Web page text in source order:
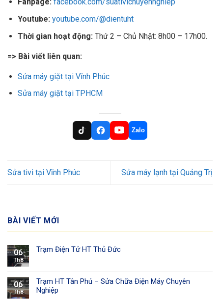
Fanpage: facebook.com/suativichuyennghiep
Youtube: youtube.com/@dientuht
Thời gian hoạt động: Thứ 2 – Chủ Nhật: 8h00 – 17h00.
=> Bài viết liên quan:
Sửa máy giặt tại Vĩnh Phúc
Sửa máy giặt tại TPHCM
Zalo
Sửa tivi tại Vĩnh Phúc Sửa máy lạnh tại Quảng Trị
BÀI VIẾT MỚI
06
Th8
Trạm Điện Tử HT Thủ Đức
06
Th8
Trạm HT Tân Phú – Sửa Chữa Điện Máy Chuyên
Nghiệp